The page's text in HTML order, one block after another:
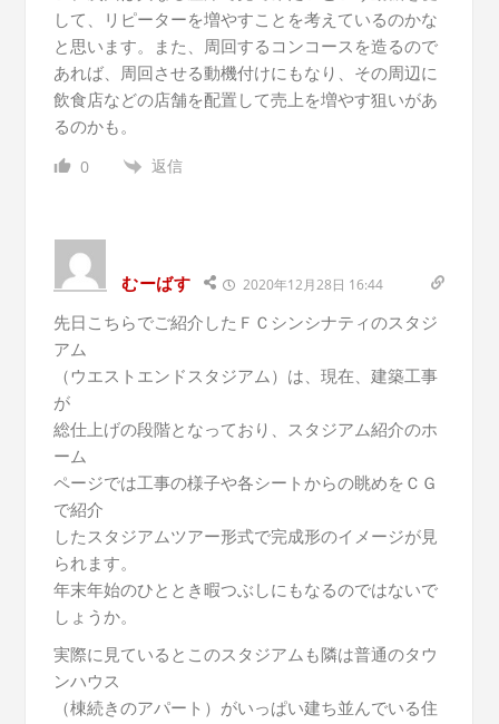
して、リピーターを増やすことを考えているのかな
と思います。また、周回するコンコースを造るので
あれば、周回させる動機付けにもなり、その周辺に
飲食店などの店舗を配置して売上を増やす狙いがあ
るのかも。
0 返信
むーばす 2020年12月28日 16:44
先日こちらでご紹介したＦＣシンシナティのスタジ
アム
（ウエストエンドスタジアム）は、現在、建築工事
が
総仕上げの段階となっており、スタジアム紹介のホ
ーム
ページでは工事の様子や各シートからの眺めをＣＧ
で紹介
したスタジアムツアー形式で完成形のイメージが見
られます。
年末年始のひととき暇つぶしにもなるのではないで
しょうか。
実際に見ているとこのスタジアムも隣は普通のタウ
ンハウス
（棟続きのアパート）がいっぱい建ち並んでいる住